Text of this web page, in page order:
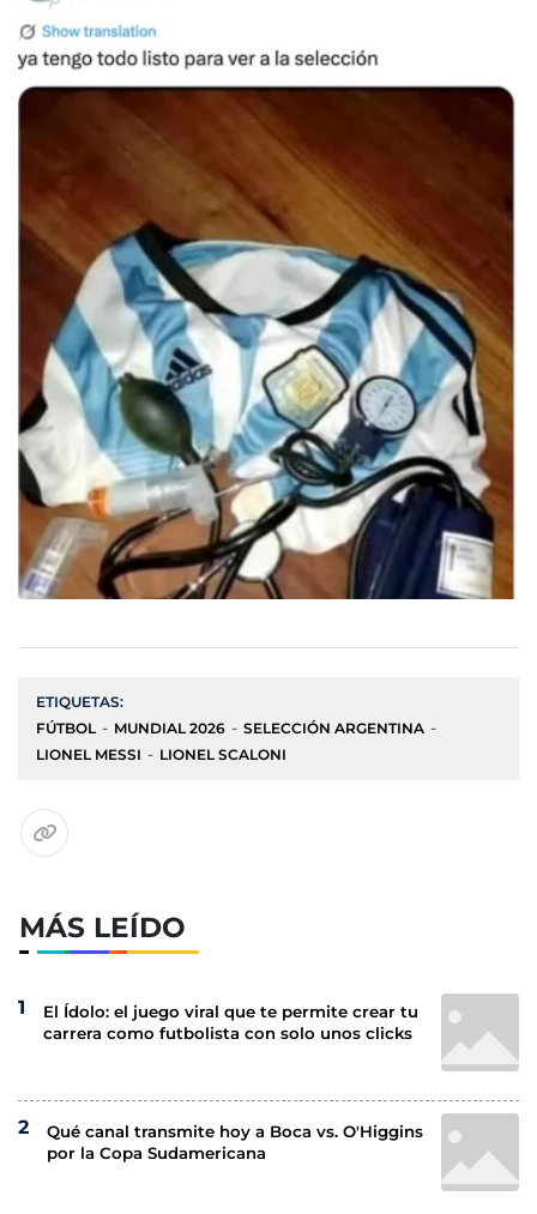
ETIQUETAS:
FÚTBOL
MUNDIAL 2026
SELECCIÓN ARGENTINA
LIONEL MESSI
LIONEL SCALONI
MÁS LEÍDO
El Ídolo: el juego viral que te permite crear tu
carrera como futbolista con solo unos clicks
Qué canal transmite hoy a Boca vs. O'Higgins
por la Copa Sudamericana